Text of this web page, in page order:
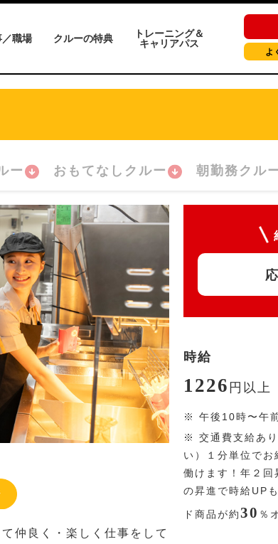
／職場 クルーの特典
トレーニング＆
キャリアパス
よ
ー おもてなしクルー 朝勤務クル
仲良く・楽しく仕事をして
時給
1226 円 以上
※ 午後10時〜午
※ 交通費支給あ
い）１分単位でお
働けます！年２回
の昇進で時給UP
ド商品が約30 ％